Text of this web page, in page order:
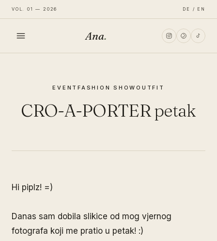
VOL. 01 — 2026 DE / EN
Ana.
EVENTFASHION SHOWOUTFIT
CRO-A-PORTER petak
Hi piplz! =)
Danas sam dobila slikice od mog vjernog
fotografa koji me pratio u petak! :)